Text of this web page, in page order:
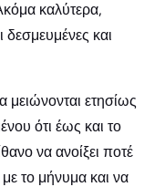
καλύτερα,
δεσμευμένες και
μειώνονται ετησίως
ότι έως και το
να ανοίξει ποτέ
το μήνυμα και να